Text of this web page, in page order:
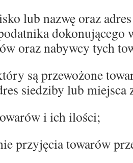
lub nazwę oraz
dokonującego
oraz nabywcy tych
są przewożone
siedziby lub miejsca
i ich ilości;
przyjęcia towarów